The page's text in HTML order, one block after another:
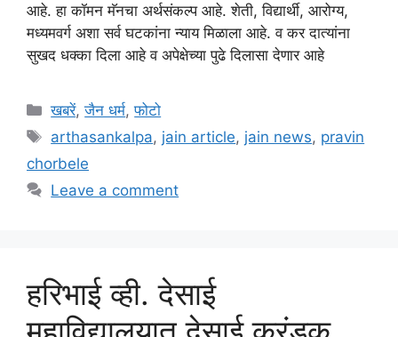
आहे. हा कॉमन मॅनचा अर्थसंकल्प आहे. शेती, विद्यार्थी, आरोग्य,
मध्यमवर्ग अशा सर्व घटकांना न्याय मिळाला आहे. व कर दात्यांना
सुखद धक्का दिला आहे व अपेक्षेच्या पुढे दिलासा देणार आहे
Categories
खबरें,जैन धर्म,फोटो
Tags
arthasankalpa, jain article, jain news, pravin
chorbele
Leave a comment
हरिभाई व्ही. देसाई